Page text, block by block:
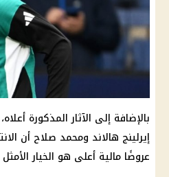
بالإضافة إلى الآثار المذكورة
إيرلينج هالاند ومحمد صلاح أن
عروضًا مالية أعلى هو الخيار